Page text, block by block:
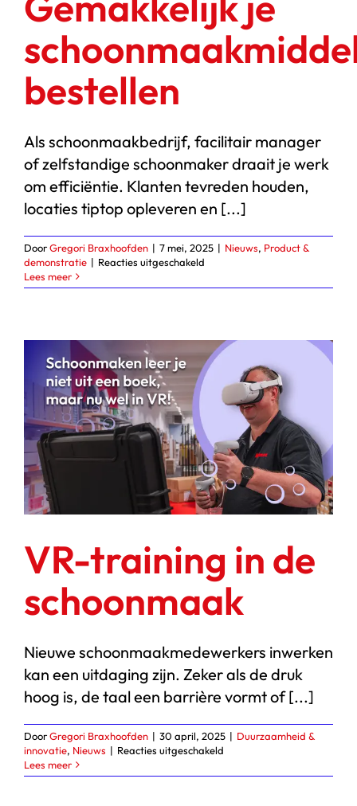
bestellen
Als schoonmaakbedrijf, facilitair manager
of zelfstandige schoonmaker draait je werk
om efficiëntie. Klanten tevreden houden,
locaties tiptop opleveren en [...]
DoorGregori Braxhoofden | 7 mei, 2025 | Nieuws, Product &
demonstratie | Reacties uitgeschakeld
je
Lees meer
VR-training in de
schoonmaak
Nieuwe schoonmaakmedewerkers inwerken
kan een uitdaging zijn. Zeker als de druk
hoog is, de taal een barrière vormt of [...]
DoorGregori Braxhoofden | 30 april, 2025 | Duurzaamheid &
innovatie, Nieuws | Reacties uitgeschakeld
training
Lees meer